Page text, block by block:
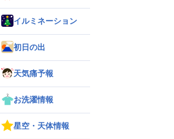
イルミネーション
初日の出
天気痛予報
お洗濯情報
星空・天体情報